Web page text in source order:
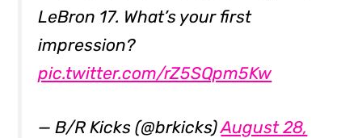
LeBron 17. What’s your first
impression?
pic.twitter.com/rZ5SQpm5Kw
— B/R Kicks (@brkicks)August 28,